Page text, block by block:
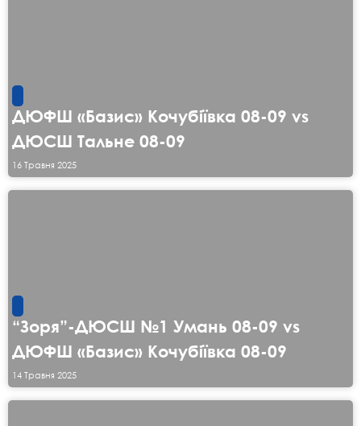
ДЮФШ «Базис» Кочубіївка 08-09 vs
ДЮСШ Тальне 08-09
16 Травня 2025
“Зоря”-ДЮСШ №1 Умань 08-09 vs
ДЮФШ «Базис» Кочубіївка 08-09
14 Травня 2025